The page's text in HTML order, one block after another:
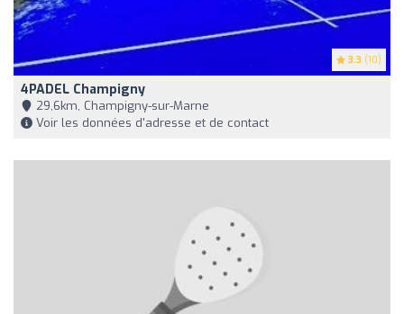
3.3 (10)
4PADEL Champigny
29,6km, Champigny-sur-Marne
Voir les données d'adresse et de contact